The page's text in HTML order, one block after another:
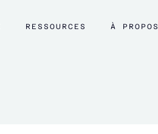
RESSOURCES À PROPOS